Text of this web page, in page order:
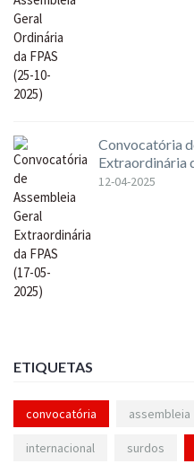
Convocatória
Extraordinária
12-04-2025
ETIQUETAS
convocatória assembleia
internacional surdos